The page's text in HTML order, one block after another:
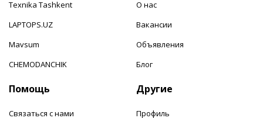
Texnika Tashkent
LAPTOPS.UZ
Mavsum
CHEMODANCHIK
О нас
Вакансии
Объявления
Блог
Помощь
Связаться с нами
Другие
Профиль